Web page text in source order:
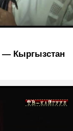
— Кыргызстан